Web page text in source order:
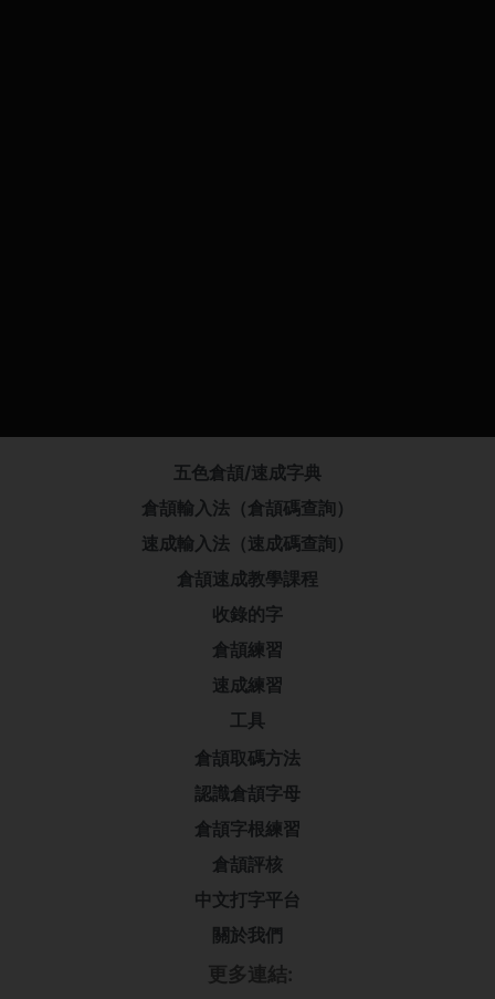
五色倉頡/速成字典
倉頡輸入法（倉頡碼查詢）
速成輸入法（速成碼查詢）
倉頡速成教學課程
收錄的字
倉頡練習
速成練習
工具
倉頡取碼方法
認識倉頡字母
倉頡字根練習
倉頡評核
中文打字平台
關於我們
更多連結: